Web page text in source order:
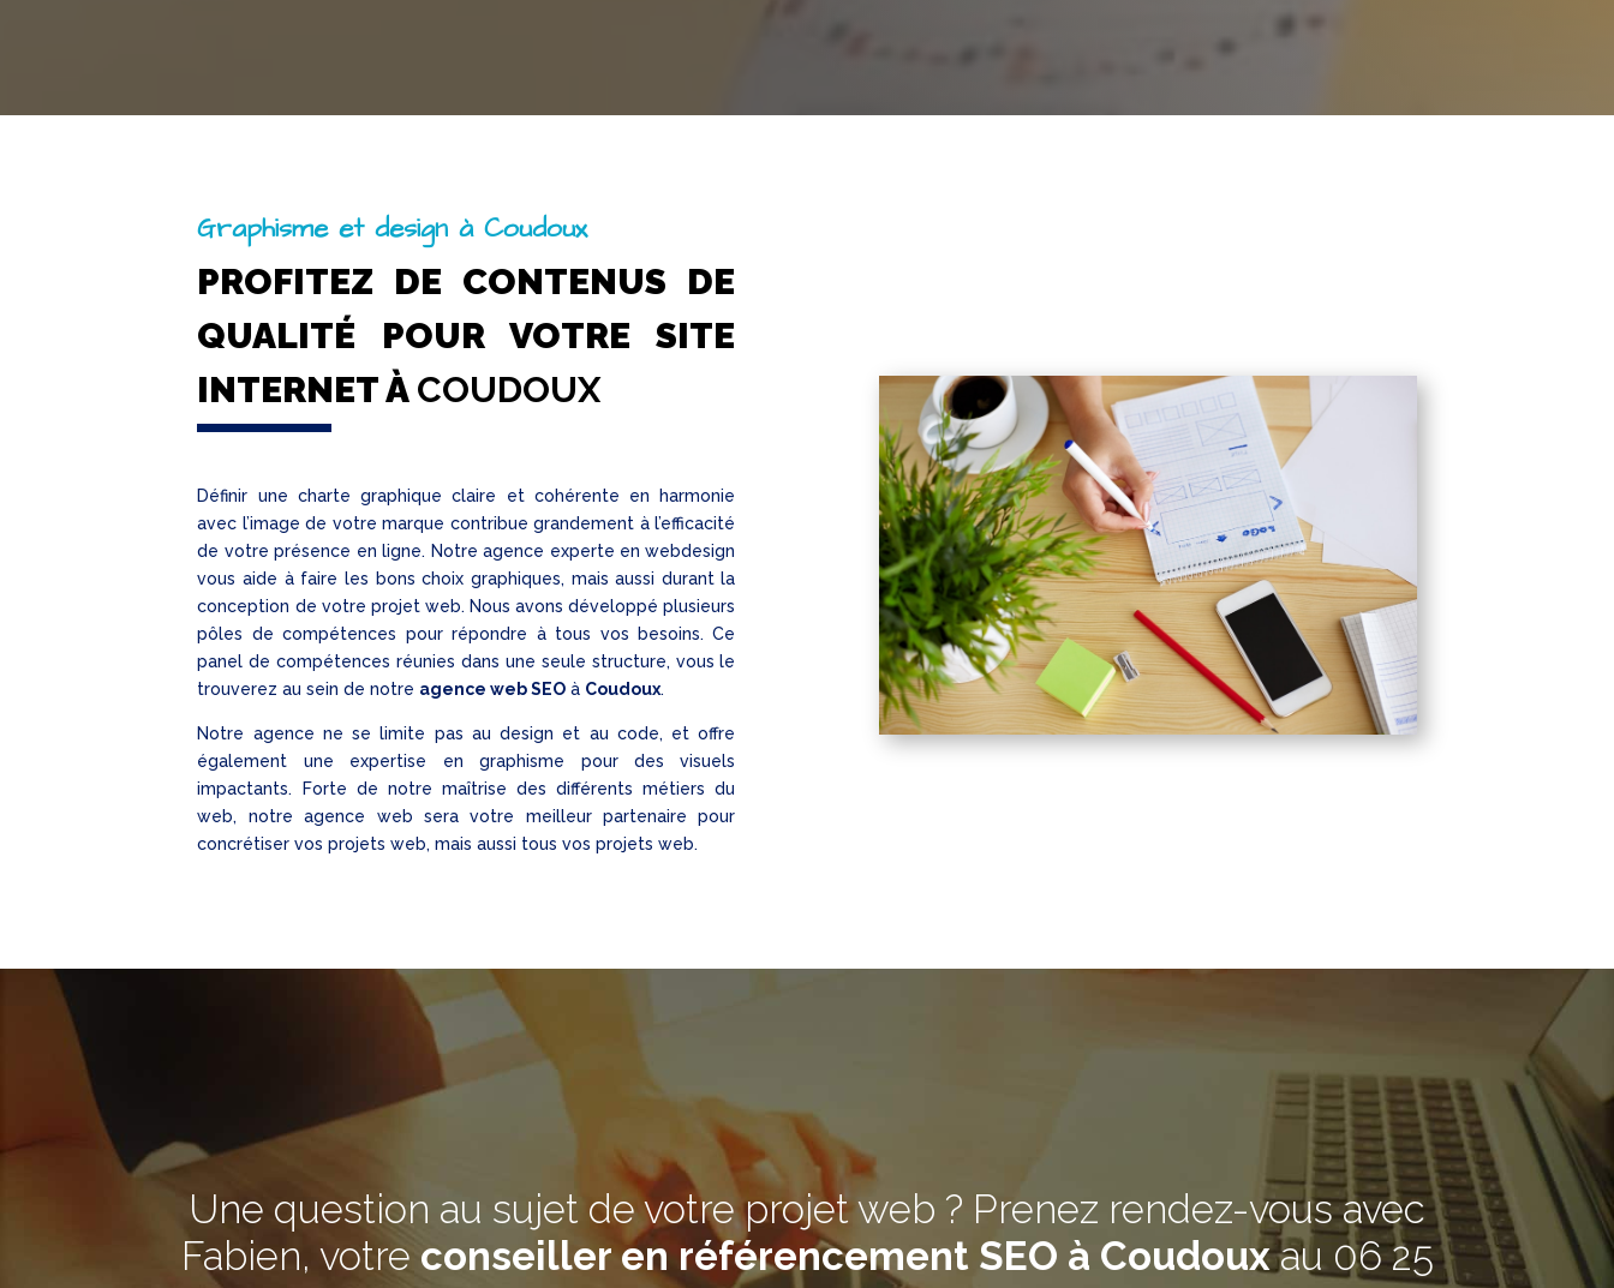
Graphisme et design à Coudoux
PROFITEZ DE CONTENUS DE
QUALITÉ POUR VOTRE SITE
INTERNET À COUDOUX
Définir une charte graphique claire et cohérente en harmonie
avec l’image de votre marque contribue grandement à l’efficacité
de votre présence en ligne. Notre agence experte en webdesign
vous aide à faire les bons choix graphiques, mais aussi durant la
conception de votre projet web. Nous avons développé plusieurs
pôles de compétences pour répondre à tous vos besoins. Ce
panel de compétences réunies dans une seule structure, vous le
trouverez au sein de notre agence web SEO à Coudoux.
Notre agence ne se limite pas au design et au code, et offre
également une expertise en graphisme pour des visuels
impactants. Forte de notre maîtrise des différents métiers du
web, notre agence web sera votre meilleur partenaire pour
concrétiser vos projets web, mais aussi tous vos projets web.
Une question au sujet de votre projet web ? Prenez rendez-vous avec
Fabien, votre conseiller en référencement SEO à Coudouxau 06 25